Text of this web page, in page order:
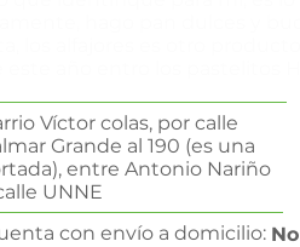
Víctor colas, por calle
Grande al 190 (es una
entre Antonio Nariño
UNNE
con envío a domicilio: No